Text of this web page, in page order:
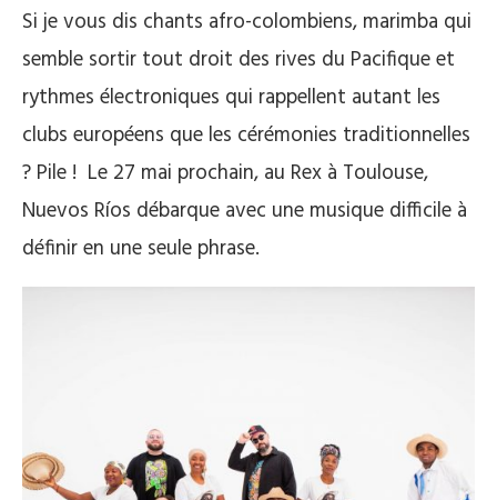
Si je vous dis chants afro-colombiens, marimba qui
semble sortir tout droit des rives du Pacifique et
rythmes électroniques qui rappellent autant les
clubs européens que les cérémonies traditionnelles
? Pile ! Le 27 mai prochain, au Rex à Toulouse,
Nuevos Ríos débarque avec une musique difficile à
définir en une seule phrase.